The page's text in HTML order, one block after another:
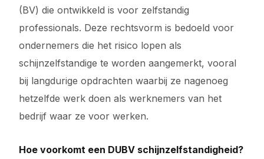
(BV) die ontwikkeld is voor zelfstandig
professionals. Deze rechtsvorm is bedoeld voor
ondernemers die het risico lopen als
schijnzelfstandige te worden aangemerkt, vooral
bij langdurige opdrachten waarbij ze nagenoeg
hetzelfde werk doen als werknemers van het
bedrijf waar ze voor werken.
Hoe voorkomt een DUBV schijnzelfstandigheid?